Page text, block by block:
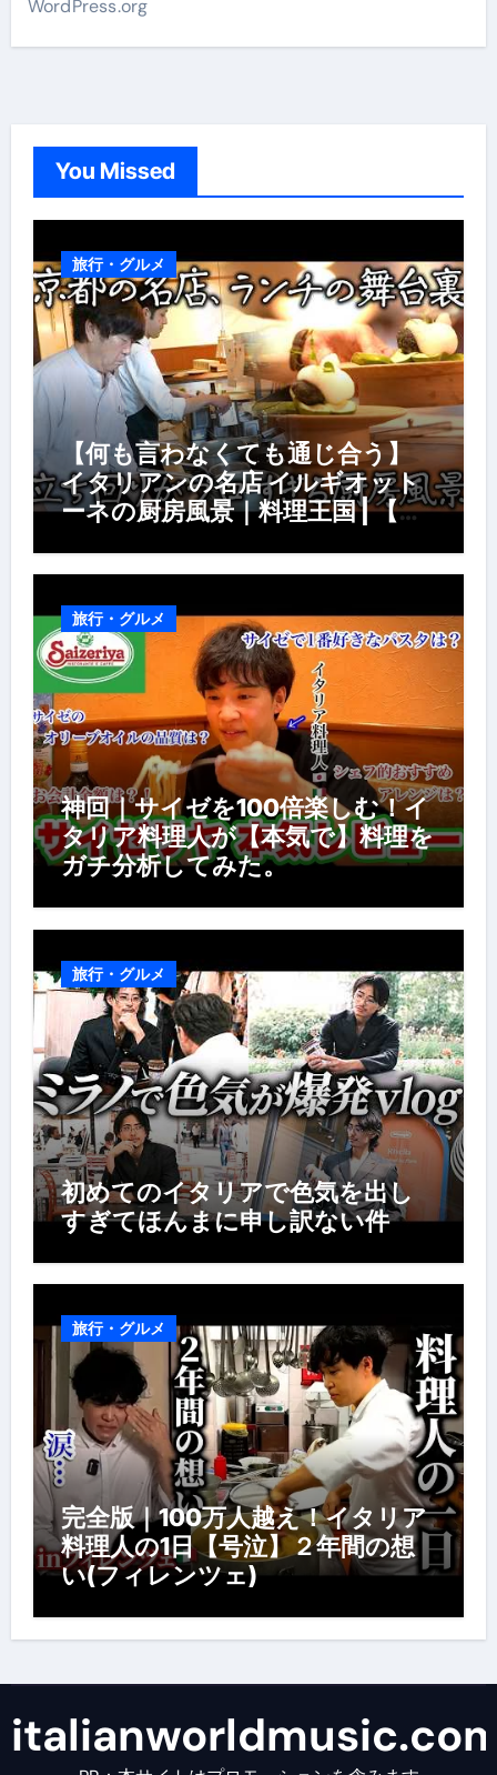
WordPress.org
You Missed
旅行・グルメ
【何も言わなくても通じ合う】
イタリアンの名店 イルギオット
ーネの厨房風景｜料理王国 | 【厨
風景】
旅行・グルメ
神回｜サイゼを100倍楽しむ！イ
タリア料理人が【本気で】料理を
ガチ分析してみた。
旅行・グルメ
初めてのイタリアで色気を出し
すぎてほんまに申し訳ない件
旅行・グルメ
完全版｜100万人越え！イタリア
料理人の1日【号泣】２年間の想
い(フィレンツェ)